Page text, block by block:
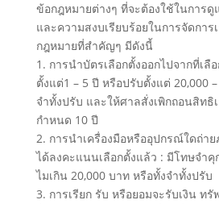
ข้อกฎหมายต่างๆ ที่จะต้องใช้ในการ
และความสงบเรียบร้อยในการจัดการ
กฎหมายที่สำคัญๆ มีดังนี้
1. การนำบัตรเลือกตั้งออกไปจากที่เลื
ตั้งแต่1 – 5 ปี หรือปรับตั้งแต่ 20,000
จำทั้งปรับ และให้ศาลสั่งเพิกถอนสิทธิ
กำหนด 10 ปี
2. การนำเครื่องมือหรืออุปกรณ์ใดถ่า
ได้ลงคะแนนเลือกตั้งแล้ว : มีโทษจำคุ
ไมเกิน 20,000 บาท หรือทั้งจำทั้งปรับ
3. การเรียก รับ หรือยอมจะรับเงิน ท